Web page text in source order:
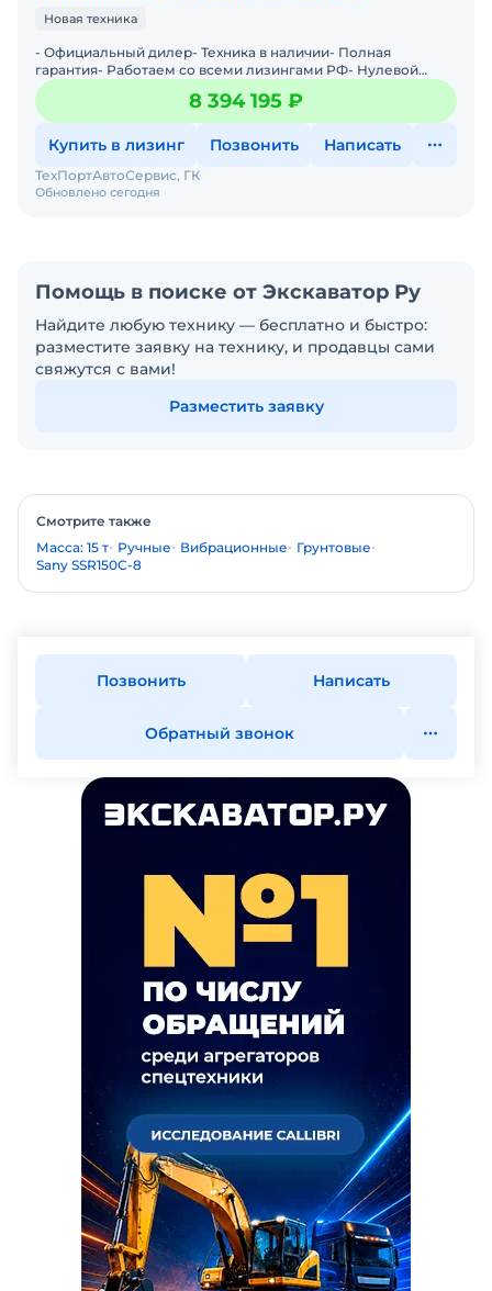
Новая техника
- Официальный дилер- Техника в наличии- Пoлная
гарантия- Работаем со всеми лизингами РФ- Нулевой
аванс- Дoставка техники в любую тoчку Рoссии- Трейд
инМы предла
8 394 195 ₽
Купить в лизинг Позвонить Написать
Обновлено сегодня
ТехПортАвтоСервис, ГК
Помощь в поиске от Экскаватор Ру
Найдите любую технику — бесплатно и быстро:
разместите заявку на технику, и продавцы сами
свяжутся с вами!
Разместить заявку
Смотрите также
Масса: 15 т Ручные Вибрационные
Грунтовые
Sany SSR150C-8
Позвонить Написать
Обратный звонок